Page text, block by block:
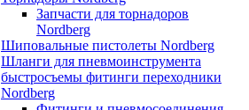
Запчасти для торнадоров
Nordberg
Шиповальные пистолеты Nordberg
Шланги для пневмоинструмента
быстросъемы фитинги переходники
Nordberg